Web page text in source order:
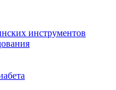
инструментов